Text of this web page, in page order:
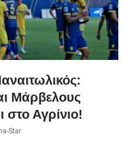
Μάρβελους
Αγρίνιο!
Star